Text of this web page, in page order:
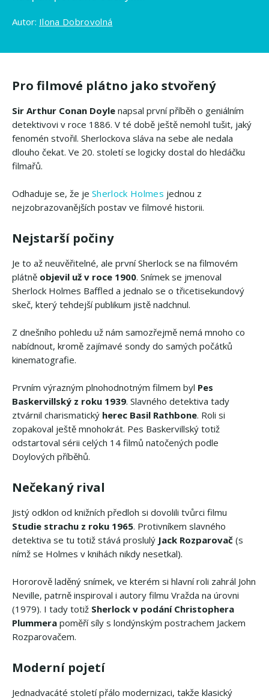
Autor: Ilona Dobrovolná
Pro filmové plátno jako stvořený
Sir Arthur Conan Doyle napsal první příběh o geniálním
detektivovi v roce 1886. V té době ještě nemohl tušit, jaký
fenomén stvořil. Sherlockova sláva na sebe ale nedala
dlouho čekat. Ve 20. století se logicky dostal do hledáčku
filmařů.
Odhaduje se, že je Sherlock Holmes jednou z
nejzobrazovanějších postav ve filmové historii.
Nejstarší počiny
Je to až neuvěřitelné, ale první Sherlock se na filmovém
plátně objevil už v roce 1900. Snímek se jmenoval
Sherlock Holmes Baffled a jednalo se o třicetisekundový
skeč, který tehdejší publikum jistě nadchnul.
Z dnešního pohledu už nám samozřejmě nemá mnoho co
nabídnout, kromě zajímavé sondy do samých počátků
kinematografie.
Prvním výrazným plnohodnotným filmem byl Pes
Baskervillský z roku 1939. Slavného detektiva tady
ztvárnil charismatický herec Basil Rathbone. Roli si
zopakoval ještě mnohokrát. Pes Baskervillský totiž
odstartoval sérii celých 14 filmů natočených podle
Doylových příběhů.
Nečekaný rival
Jistý odklon od knižních předloh si dovolili tvůrci filmu
Studie strachu z roku 1965. Protivníkem slavného
detektiva se tu totiž stává proslulý Jack Rozparovač (s
nímž se Holmes v knihách nikdy nesetkal).
Hororově laděný snímek, ve kterém si hlavní roli zahrál John
Neville, patrně inspiroval i autory filmu Vražda na úrovni
(1979). I tady totiž Sherlock v podání Christophera
Plummera poměří síly s londýnským postrachem Jackem
Rozparovačem.
Moderní pojetí
Jednadvacáté století přálo modernizaci, takže klasický